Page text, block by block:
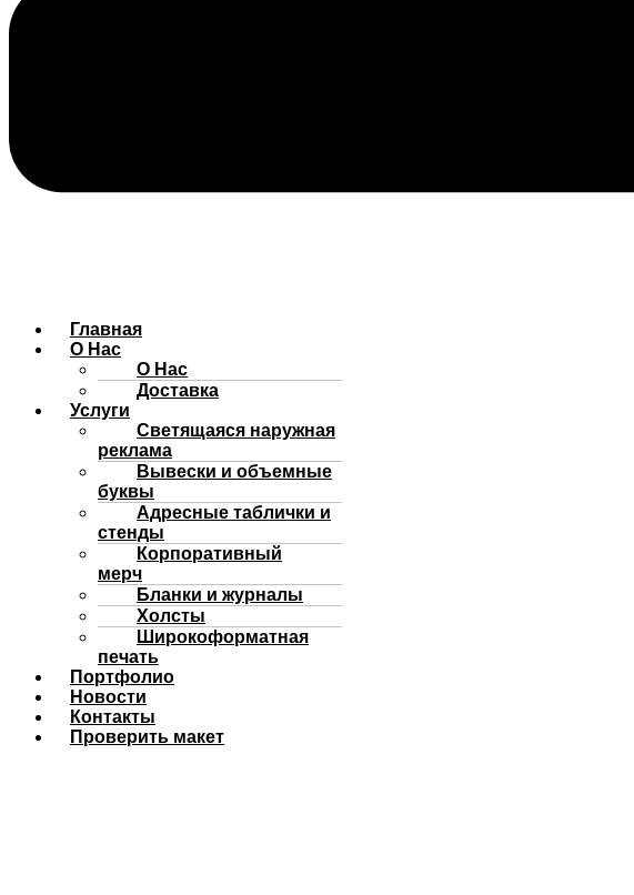
Главная
О Нас
О Нас
Доставка
Услуги
Cветящаяся наружная
реклама
Вывески и объемные
буквы
Адресные таблички и
стенды
Корпоративный
мерч
Бланки и журналы
Холсты
Широкоформатная
печать
Портфолио
Новости
Контакты
Проверить макет